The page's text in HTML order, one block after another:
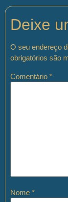
Deixe
O seu endereço
obrigatórios são
Comentário *
Nome *